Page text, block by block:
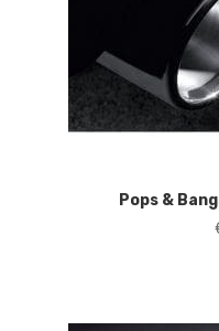
Pops &